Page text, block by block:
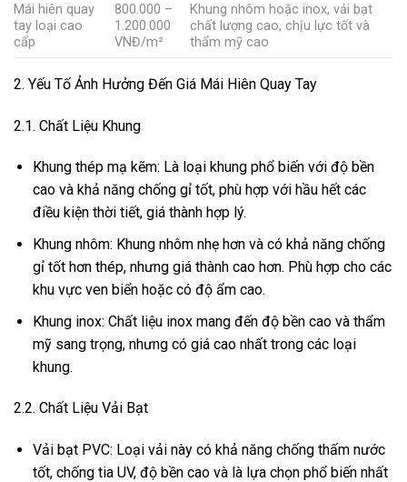
Mái hiên quay
tay loại cao
cấp
800.000 –
1.200.000
VNĐ/m²
Khung nhôm hoặc inox, vải bạt
chất lượng cao, chịu lực tốt và
thẩm mỹ cao
2. Yếu Tố Ảnh Hưởng Đến Giá Mái Hiên Quay Tay
2.1. Chất Liệu Khung
Khung thép mạ kẽm: Là loại khung phổ biến với độ bền
cao và khả năng chống gỉ tốt, phù hợp với hầu hết các
điều kiện thời tiết, giá thành hợp lý.
Khung nhôm: Khung nhôm nhẹ hơn và có khả năng chống
gỉ tốt hơn thép, nhưng giá thành cao hơn. Phù hợp cho các
khu vực ven biển hoặc có độ ẩm cao.
Khung inox: Chất liệu inox mang đến độ bền cao và thẩm
mỹ sang trọng, nhưng có giá cao nhất trong các loại
khung.
2.2. Chất Liệu Vải Bạt
Vải bạt PVC: Loại vải này có khả năng chống thấm nước
tốt, chống tia UV, độ bền cao và là lựa chọn phổ biến nhất